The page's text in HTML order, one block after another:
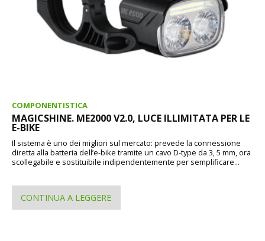
COMPONENTISTICA
MAGICSHINE. ME2000 V2.0, LUCE ILLIMITATA PER LE
E-BIKE
Il sistema è uno dei migliori sul mercato: prevede la connessione
diretta alla batteria dell’e-bike tramite un cavo D-type da 3, 5 mm, ora
scollegabile e sostituibile indipendentemente per semplificare...
CONTINUA A LEGGERE